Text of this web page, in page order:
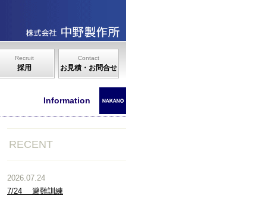
Recruit
採用
Contact
お見積・お問合せ
Information
RECENT
2026.07.24
7/24 避難訓練